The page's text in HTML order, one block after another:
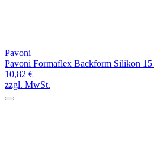
Pavoni
Pavoni Formaflex Backform Silikon 15
10,82 €
zzgl. MwSt.